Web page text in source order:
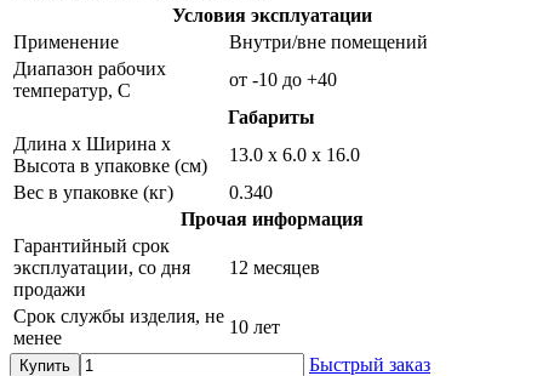
Условия эксплуатации
Применение
Внутри/вне помещений
Диапазон рабочих
температур, С
от -10 до +40
Габариты
Длина х Ширина х
Высота в упаковке (см)
13.0 х 6.0 х 16.0
Вес в упаковке (кг)
0.340
Прочая информация
Гарантийный срок
эксплуатации, со дня
продажи
12 месяцев
Срок службы изделия, не
менее
10 лет
Купить Быстрый заказ